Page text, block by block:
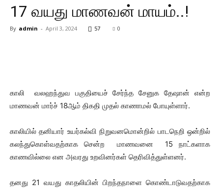
17 வயது மாணவன் மாயம்..!
By admin - April 3, 2024 57 0
காலி வலஹந்துவ பகுதியைச் சேர்ந்த சேனுக தேஷான் என்ற
மாணவன் மார்ச் 18ஆம் திகதி முதல் காணாமல் போயுள்ளார்.
காலியில் தனியார் உயர்கல்வி நிறுவனமொன்றில் பாடநெறி ஒன்றில்
கலந்துகொள்வதற்காக சென்ற மாணவனை 15 நாட்களாக
காணவில்லை என அவரது உறவினர்கள் தெரிவித்துள்ளனர்.
தனது 21 வயது காதலியின் பிறந்தநாளை கொண்டாடுவதற்காக